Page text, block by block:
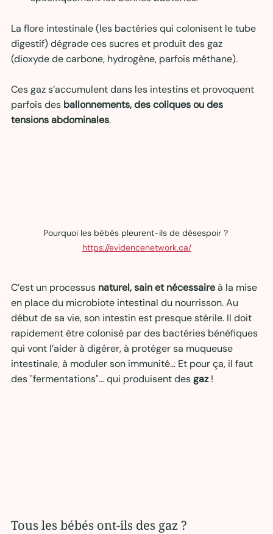
La flore intestinale (les bactéries qui colonisent le tube
digestif) dégrade ces sucres et produit des gaz
(dioxyde de carbone, hydrogène, parfois méthane).
Ces gaz s’accumulent dans les intestins et provoquent
parfois des ballonnements, des coliques ou des
tensions abdominales.
Pourquoi les bébés pleurent-ils de désespoir ?
https://evidencenetwork.ca/
C’est un processus naturel, sain et nécessaire à la mise
en place du microbiote intestinal du nourrisson. Au
début de sa vie, son intestin est presque stérile. Il doit
rapidement être colonisé par des bactéries bénéfiques
qui vont l’aider à digérer, à protéger sa muqueuse
intestinale, à moduler son immunité… Et pour ça, il faut
des "fermentations"… qui produisent des gaz !
Tous les bébés ont-ils des gaz ?